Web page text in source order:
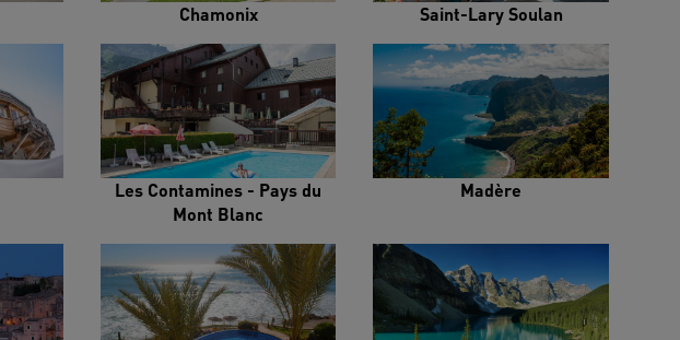
Chamonix Saint-Lary Soulan
Les Contamines - Pays du
Mont Blanc
Madère